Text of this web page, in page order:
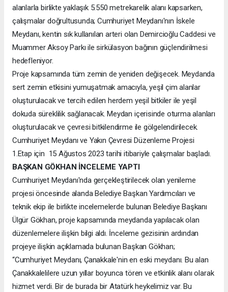
alanlarla birlikte yaklaşık 5.550 metrekarelik alanı kapsarken,
çalışmalar doğrultusunda; Cumhuriyet Meydanı'nın İskele
Meydanı, kentin sık kullanılan arteri olan Demircioğlu Caddesi ve
Muammer Aksoy Parkı ile sirkülasyon bağının güçlendirilmesi
hedefleniyor.
Proje kapsamında tüm zemin de yeniden değişecek. Meydanda
sert zemin etkisini yumuşatmak amacıyla, yeşil çim alanlar
oluşturulacak ve tercih edilen herdem yeşil bitkiler ile yeşil
dokuda süreklilik sağlanacak. Meydan içerisinde oturma alanları
oluşturulacak ve çevresi bitkilendirme ile gölgelendirilecek.
Cumhuriyet Meydanı ve Yakın Çevresi Düzenleme Projesi
1.Etap için 15 Ağustos 2023 tarihi itibariyle çalışmalar başladı.
BAŞKAN GÖKHAN İNCELEME YAPTI
Cumhuriyet Meydanı'nda gerçekleştirilecek olan yenileme
projesi öncesinde alanda Belediye Başkan Yardımcıları ve
teknik ekip ile birlikte incelemelerde bulunan Belediye Başkanı
Ülgür Gökhan, proje kapsamında meydanda yapılacak olan
düzenlemelere ilişkin bilgi aldı. İnceleme gezisinin ardından
projeye ilişkin açıklamada bulunan Başkan Gökhan;
“Cumhuriyet Meydanı, Çanakkale'nin en eski meydanı. Bu alan
Çanakkalelilere uzun yıllar boyunca tören ve etkinlik alanı olarak
hizmet verdi. Bir de burada bir Atatürk heykelimiz var. Bu